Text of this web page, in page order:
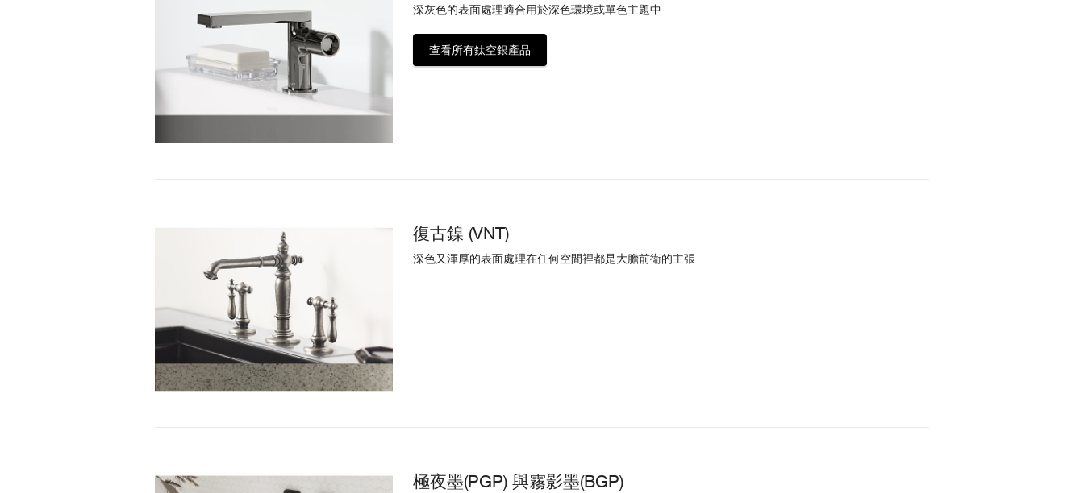
深灰色的表面處理適合用於深色環境或單色主題中
查看所有鈦空銀產品
復古鎳 (VNT)
深色又渾厚的表面處理在任何空間裡都是大膽前衛的主張
極夜墨(PGP) 與霧影墨(BGP)